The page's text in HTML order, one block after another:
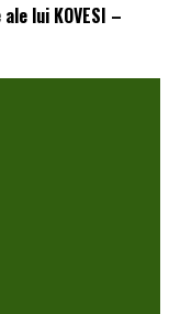
lui KOVESI –